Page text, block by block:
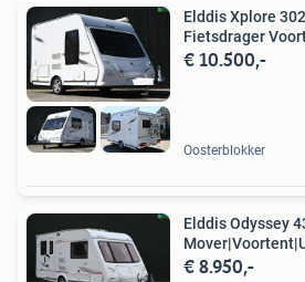
Elddis Xplore
Fietsdrager
€ 10.500,-
Oosterblokker
Elddis Odyssey
€ 8.950,-